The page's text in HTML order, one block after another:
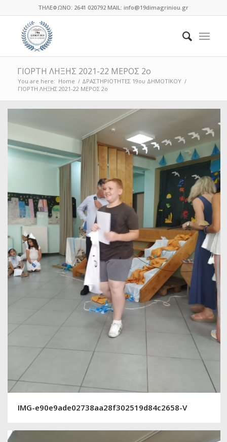
ΤΗΛΕΦΩΝΟ: 2641 020792 MAIL: info@19dimagriniou.gr
ΓΙΟΡΤΗ ΛΗΞΗΣ 2021-22 ΜΕΡΟΣ 2ο
You are here: Home / ΔΡΑΣΤΗΡΙΟΤΗΤΕΣ 19ου ΔΗΜΟΤΙΚΟΥ /
ΓΙΟΡΤΗ ΛΗΞΗΣ 2021-22 ΜΕΡΟΣ 2ο
IMG-e90e9ade02738aa28f302519d84c2658-V